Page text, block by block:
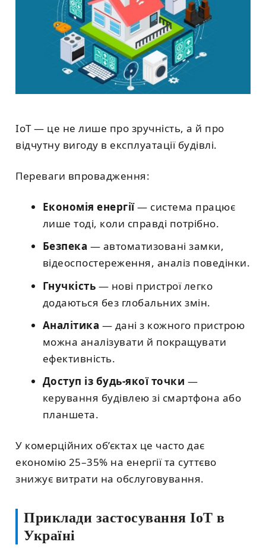
IoT — це не лише про зручність, а й про
відчутну вигоду в експлуатації будівлі.
Переваги впровадження:
Економія енергії— система працює
лише тоді, коли справді потрібно.
Безпека — автоматизовані замки,
відеоспостереження, аналіз поведінки.
Гнучкість — нові пристрої легко
додаються без глобальних змін.
Аналітика — дані з кожного пристрою
можна аналізувати й покращувати
ефективність.
Доступ із будь-якої точки —
керування будівлею зі смартфона або
планшета.
У комерційних об’єктах це часто дає
економію 25–35% на енергії та суттєво
знижує витрати на обслуговування.
Приклади застосування IoT в
Україні